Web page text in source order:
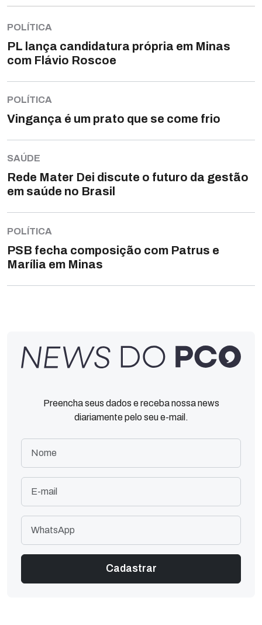
POLÍTICA
PL lança candidatura própria em Minas
com Flávio Roscoe
POLÍTICA
Vingança é um prato que se come frio
SAÚDE
Rede Mater Dei discute o futuro da gestão
em saúde no Brasil
POLÍTICA
PSB fecha composição com Patrus e
Marília em Minas
Preencha seus dados e receba nossa news
diariamente pelo seu e-mail.